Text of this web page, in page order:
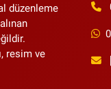
düzenleme
resim ve